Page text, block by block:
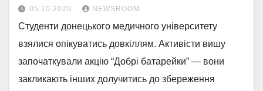
05.10.2020 NEWSROOM
Студенти донецького медичного університету
взялися опікуватись довкіллям. Активісти вишу
започаткували акцію “Добрі батарейки” — вони
закликають інших долучитись до збереження